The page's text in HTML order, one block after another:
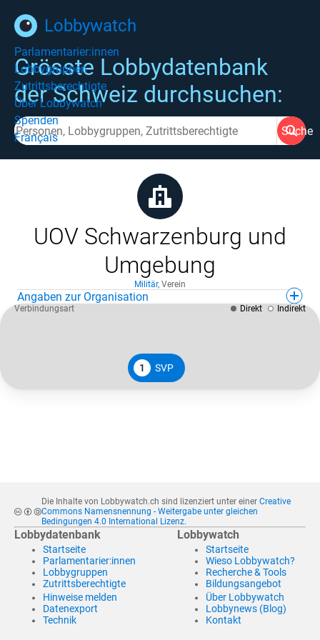
Lobbywatch
Parlamentarier:innen
Lobbygruppen
Zutrittsberechtigte
Über Lobbywatch
Spenden
Français
Grösste Lobbydatenbank
der Schweiz durchsuchen:
Suche
UOV Schwarzenburg und
Umgebung
Militär, Verein
Angaben zur Organisation
1 SVP
Verbindungsart Direkt Indirekt
Die Inhalte von Lobbywatch.ch sind lizenziert unter einer Creative
Commons Namensnennung - Weitergabe unter gleichen
Bedingungen 4.0 International Lizenz.
Lobbydatenbank
Startseite
Parlamentarier:innen
Lobbygruppen
Zutrittsberechtigte
Hinweise melden
Datenexport
Technik
Lobbywatch
Startseite
Wieso Lobbywatch?
Recherche & Tools
Bildungsangebot
Über Lobbywatch
Lobbynews (Blog)
Kontakt